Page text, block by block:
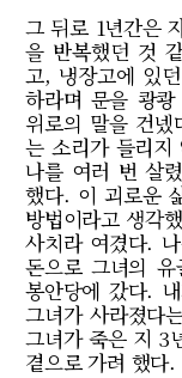
그 뒤로 1년간은
을 반복했던 것
고, 냉장고에 있
하라며 문을 쾅
위로의 말을 건
는 소리가 들리지
나를 여러 번 살
했다. 이 괴로운
방법이라고 생각
사치라 여겼다.
돈으로 그녀의
봉안당에 갔다.
그녀가 사라졌다
그녀가 죽은 지 3
곁으로 가려 했다.